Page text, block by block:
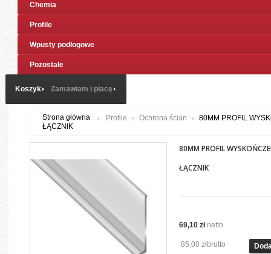
Chemia
Profile
Wpusty podłogowe
Pozostałe
Strona główna Profile Ochrona ścian
80MM PROFIL
ŁĄCZNIK
80MM PROFIL
ŁĄCZNIK
69,10 złnetto
85,00 złbrutto
Koszyk Zamawiam i płacę